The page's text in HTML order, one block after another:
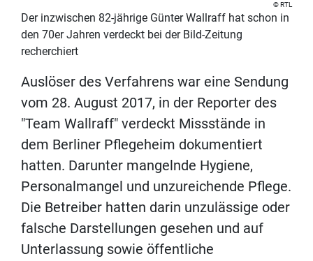
RTL
Der inzwischen 82-jährige Günter Wallraff hat schon in
den 70er Jahren verdeckt bei der Bild-Zeitung
recherchiert
Auslöser des Verfahrens war eine Sendung
vom 28. August 2017, in der Reporter des
"Team Wallraff" verdeckt Missstände in
dem Berliner Pflegeheim dokumentiert
hatten. Darunter mangelnde Hygiene,
Personalmangel und unzureichende Pflege.
Die Betreiber hatten darin unzulässige oder
falsche Darstellungen gesehen und auf
Unterlassung sowie öffentliche